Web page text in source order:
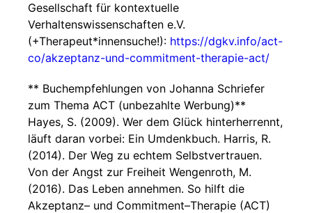
Gesellschaft für kontextuelle
Verhaltenswissenschaften e.V.
(+Therapeut*innensuche!): https://dgkv.info/act-
co/akzeptanz-und-commitment-therapie-act/
** Buchempfehlungen von Johanna Schriefer
zum Thema ACT (unbezahlte Werbung)**
Hayes, S. (2009). Wer dem Glück hinterherrennt,
läuft daran vorbei: Ein Umdenkbuch. Harris, R.
(2014). Der Weg zu echtem Selbstvertrauen.
Von der Angst zur Freiheit Wengenroth, M.
(2016). Das Leben annehmen. So hilft die
Akzeptanz– und Commitment–Therapie (ACT)